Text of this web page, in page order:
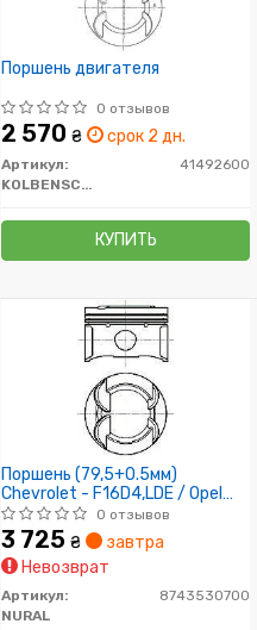
Поршень двигателя
0 отзывов
2 570 ₴ срок 2 дн.
Артикул:
41492600
KOLBENSCHMIDT
КУПИТЬ
Поршень (79,5+0.5мм)
Chevrolet - F16D4,LDE / Opel
A16XER,B16XER,Z16XER
0 отзывов
3 725 ₴
завтра
Невозврат
Артикул:
8743530700
NURAL